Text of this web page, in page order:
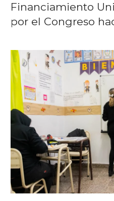
Financiamiento
por el Congreso